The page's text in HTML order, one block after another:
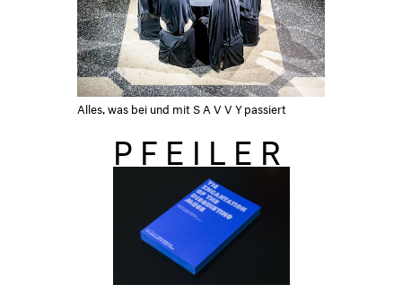
Alles, was bei und mit SAVVYpassiert
PFEILER